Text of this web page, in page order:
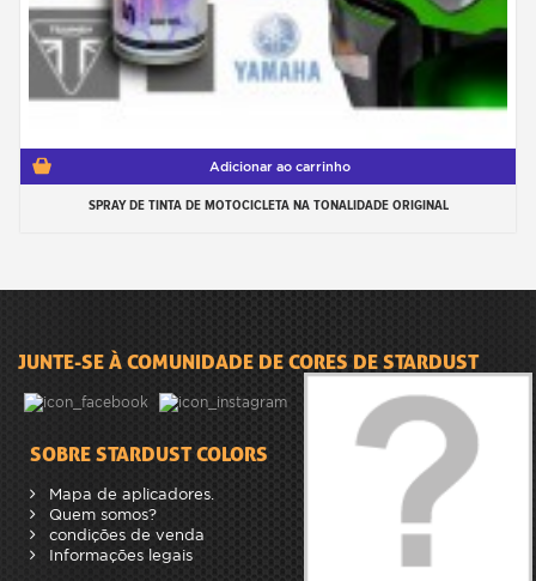
Adicionar ao carrinho
SPRAY DE TINTA DE MOTOCICLETA NA TONALIDADE ORIGINAL
JUNTE-SE À COMUNIDADE DE CORES DE STARDUST
SOBRE STARDUST COLORS
Mapa de aplicadores.
Quem somos?
condições de venda
Informações legais